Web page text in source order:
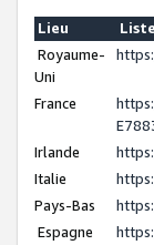
Lieu
Royaume-
Uni
France
Irlande
Italie
Pays-Bas
Espagne